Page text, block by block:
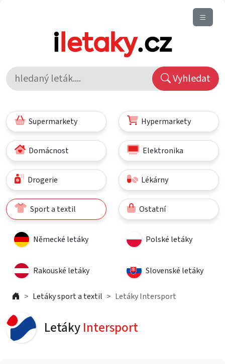
Vyhledat
Supermarkety Hypermarkety
Domácnost Elektronika
Drogerie Lékárny
Sport a textil Ostatní
Německé letáky Polské letáky
Rakouské letáky Slovenské letáky
Letáky sport a textil Letáky Intersport
LetákyIntersport